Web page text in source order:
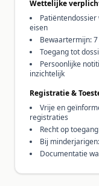
Wettelijke
eisen
Bewaartermijn:
Toegang tot
Persoonlijke
inzichtelijk
Registratie &
Vrije en
registraties
Recht op
Bij
Documentatie